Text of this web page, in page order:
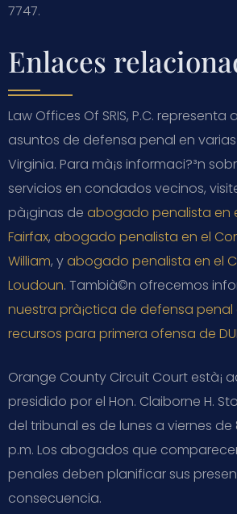
7747.
Enlaces
Law Offices Of SRIS, P.C. representa
asuntos de defensa penal en
Virginia. Para mà¡s informaci?³n
servicios en condados vecinos,
pà¡ginas de abogado penalista en
Fairfax, abogado penalista en el
William, yabogado penalista en el
Loudoun. Tambià©n ofrecemos
nuestra prà¡ctica de defensa penal
recursos para primera ofensa de
Orange County Circuit Court està¡
presidido por el Hon. Claiborne H.
del tribunal es de lunes a viernes de
p.m. Los abogados que
penales deben planificar sus
consecuencia.